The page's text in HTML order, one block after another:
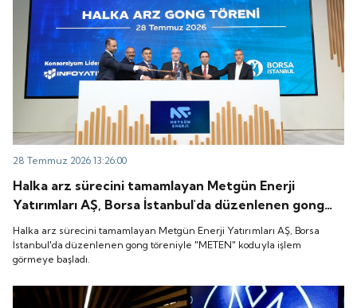
28 Temmuz 2026 13:26:00
Halka arz sürecini tamamlayan Metgün Enerji
Yatırımları AŞ, Borsa İstanbul'da düzenlenen gong
töreniyle "METEN" koduyla işlem görmeye başladı.
Halka arz sürecini tamamlayan Metgün Enerji Yatırımları AŞ, Borsa
İstanbul'da düzenlenen gong töreniyle "METEN" koduyla işlem
görmeye başladı.